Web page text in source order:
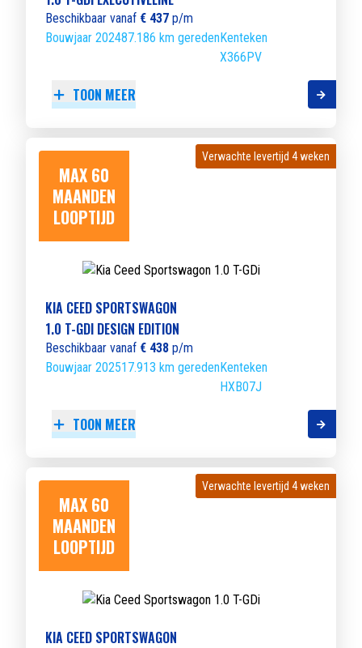
Beschikbaar vanaf € 437 p/m
Bouwjaar 202487.186 km geredenKenteken
X366PV
TOON MEER
MAX 60
MAANDEN
LOOPTIJD
Verwachte levertijd 4 weken
Verwachte levertijd 4 weken
KIA CEED SPORTSWAGON
1.0 T-GDI DESIGN EDITION
Beschikbaar vanaf € 438 p/m
Bouwjaar 202517.913 km geredenKenteken
HXB07J
TOON MEER
MAX 60
MAANDEN
LOOPTIJD
Verwachte levertijd 4 weken
Verwachte levertijd 4 weken
KIA CEED SPORTSWAGON